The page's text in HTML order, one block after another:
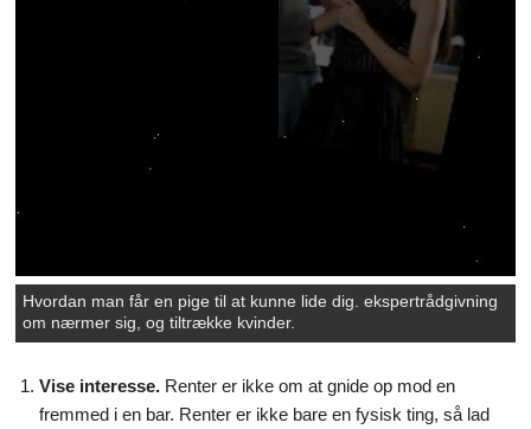
Hvordan man får en pige til at kunne lide dig. ekspertrådgivning
om nærmer sig, og tiltrække kvinder.
Vise interesse. Renter er ikke om at gnide op mod en
fremmed i en bar. Renter er ikke bare en fysisk ting, så lad